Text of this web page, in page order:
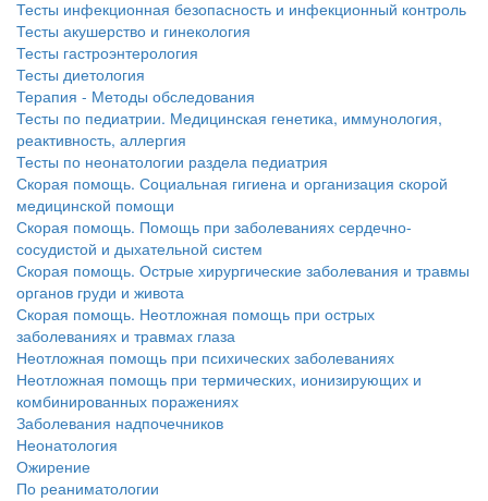
Тесты инфекционная безопасность и инфекционный контроль
Тесты акушерство и гинекология
Тесты гастроэнтерология
Тесты диетология
Терапия - Методы обследования
Тесты по педиатрии. Медицинская генетика, иммунология,
реактивность, аллергия
Тесты по неонатологии раздела педиатрия
Скорая помощь. Социальная гигиена и организация скорой
медицинской помощи
Скорая помощь. Помощь при заболеваниях сердечно-
сосудистой и дыхательной систем
Скорая помощь. Острые хирургические заболевания и травмы
органов груди и живота
Скорая помощь. Неотложная помощь при острых
заболеваниях и травмах глаза
Неотложная помощь при психических заболеваниях
Неотложная помощь при термических, ионизирующих и
комбинированных поражениях
Заболевания надпочечников
Неонатология
Ожирение
По реаниматологии